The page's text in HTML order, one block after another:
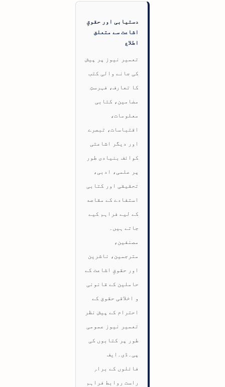
دستیابی اور حقوقِ
اشاعت سے متعلق
اطلاع
تعمیر نیوز پر پیش
کی جانے والی کتب
کا تعارف، فہرستِ
مضامین، کتابی
معلومات،
اقتباسات، تبصرے
اور دیگر اشاعتی
کوائف بنیادی طور
پر علمی، ادبی،
تحقیقی اور کتابی
استفادے کے مقاصد
کے لیے فراہم کیے
جاتے ہیں۔
مصنفین،
مترجمین، ناشرین
اور حقوقِ اشاعت کے
حاملین کے قانونی
و اخلاقی حقوق کے
احترام کے پیش نظر
تعمیر نیوز عمومی
طور پر کتابوں کی
پی۔ڈی۔ایف
فائلوں کے براہِ
راست روابط فراہم